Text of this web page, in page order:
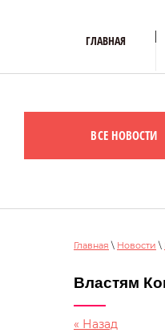
ГЛАВНАЯ
ВСЕ НОВОСТИ
Главная \ Новости \
Властям
« Назад